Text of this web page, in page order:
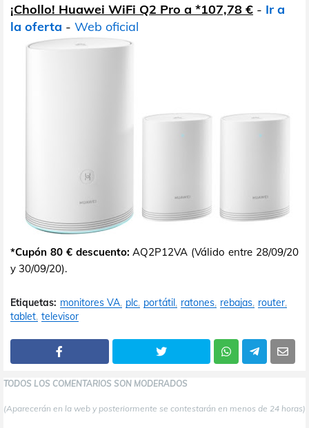
¡Chollo! Huawei WiFi Q2 Pro a *107,78 € - Ir a
la oferta - Web oficial
*Cupón 80 € descuento: AQ2P12VA (Válido entre 28/09/20
y 30/09/20).
Etiquetas: monitores VA plc portátil ratones rebajas router
tablet televisor
TODOS LOS COMENTARIOS SON MODERADOS
(Aparecerán en la web y posteriormente se contestarán en menos de 24 horas)